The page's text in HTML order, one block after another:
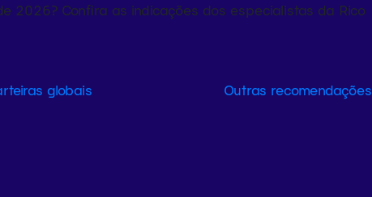
2026? Confira as indicações dos especialistas da Rico
globais Outras recomendações